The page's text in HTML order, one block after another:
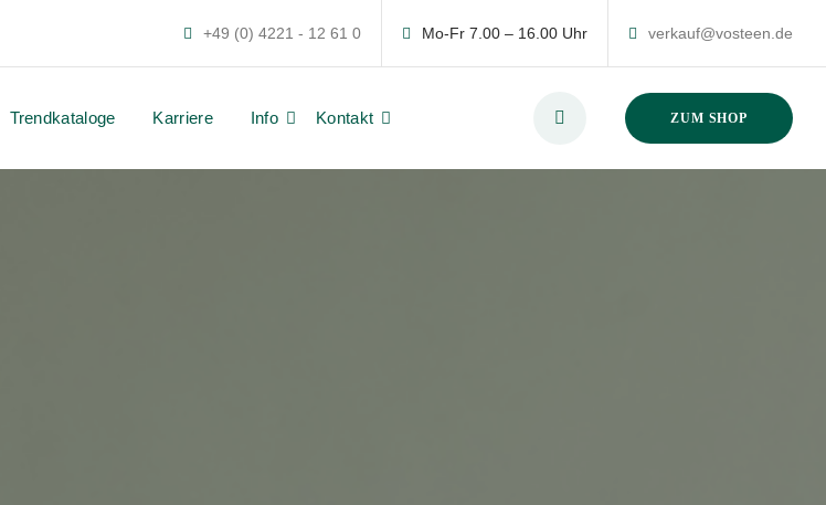
+49 (0) 4221 - 12 61 0 Mo-Fr 7.00 – 16.00 Uhr verkauf@vosteen.de
Trendkataloge Karriere Info Kontakt ZUM SHOP